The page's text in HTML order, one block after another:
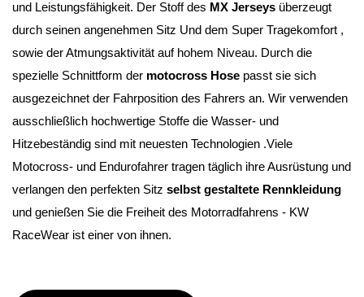
und Leistungsfähigkeit. Der Stoff des MX Jerseys überzeugt
durch seinen angenehmen Sitz Und dem Super Tragekomfort ,
sowie der Atmungsaktivität auf hohem Niveau. Durch die
spezielle Schnittform der motocross Hose passt sie sich
ausgezeichnet der Fahrposition des Fahrers an. Wir verwenden
ausschließlich hochwertige Stoffe die Wasser- und
Hitzebeständig sind mit neuesten Technologien .Viele
Motocross- und Endurofahrer tragen täglich ihre Ausrüstung und
verlangen den perfekten Sitz
und genießen Sie die Freiheit des Motorradfahrens - KW
RaceWear ist einer von ihnen.